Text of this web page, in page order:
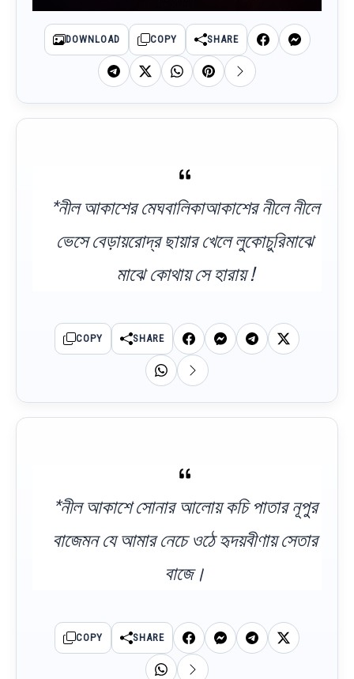
DOWNLOAD COPY SHARE
*নীল আকাশের মেঘবালিকাআকাশের নীলে নীলে
ভেসে বেড়ায়রোদ্র ছায়ার খেলে লুকোচুরিমাঝে
মাঝে কোথায় সে হারায় !
COPY SHARE
*নীল আকাশে সোনার আলোয় কচি পাতার নূপুর
বাজেমন যে আমার নেচে ওঠে হৃদয়বীণায় সেতার
বাজে।
COPY SHARE